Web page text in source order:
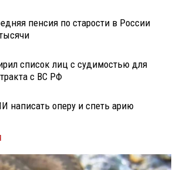
пенсия по старости в России
список лиц с судимостью для
с ВС РФ
написать оперу и спеть арию